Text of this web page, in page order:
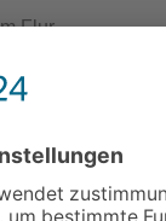
Flur
EBK) geht